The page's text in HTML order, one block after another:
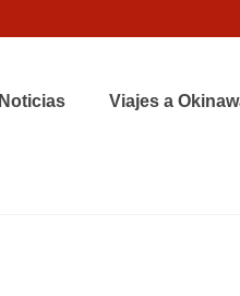
Noticias Viajes a